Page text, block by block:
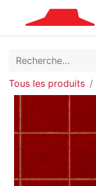
Tous les produits